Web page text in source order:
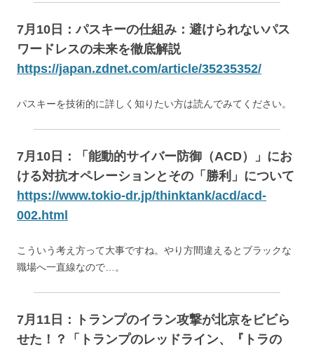
7月10日：パスキーの仕組み：避けられないパス
ワードレスの未来を徹底解説
https://japan.zdnet.com/article/35235352/
パスキーを技術的に詳しく知りたい方は読んでみてください。
7月10日：「能動的サイバー防御（ACD）」にお
ける対抗オペレーションとその「勝利」について
https://www.tokio-dr.jp/thinktank/acd/acd-
002.html
こういう考え方って大事ですね。やり方間違えるとブラックな
職場へ一直線なので…。
7月11日：トランプのイラン攻撃が北京をビビら
せた！？「トランプのレッドライン、『トラの